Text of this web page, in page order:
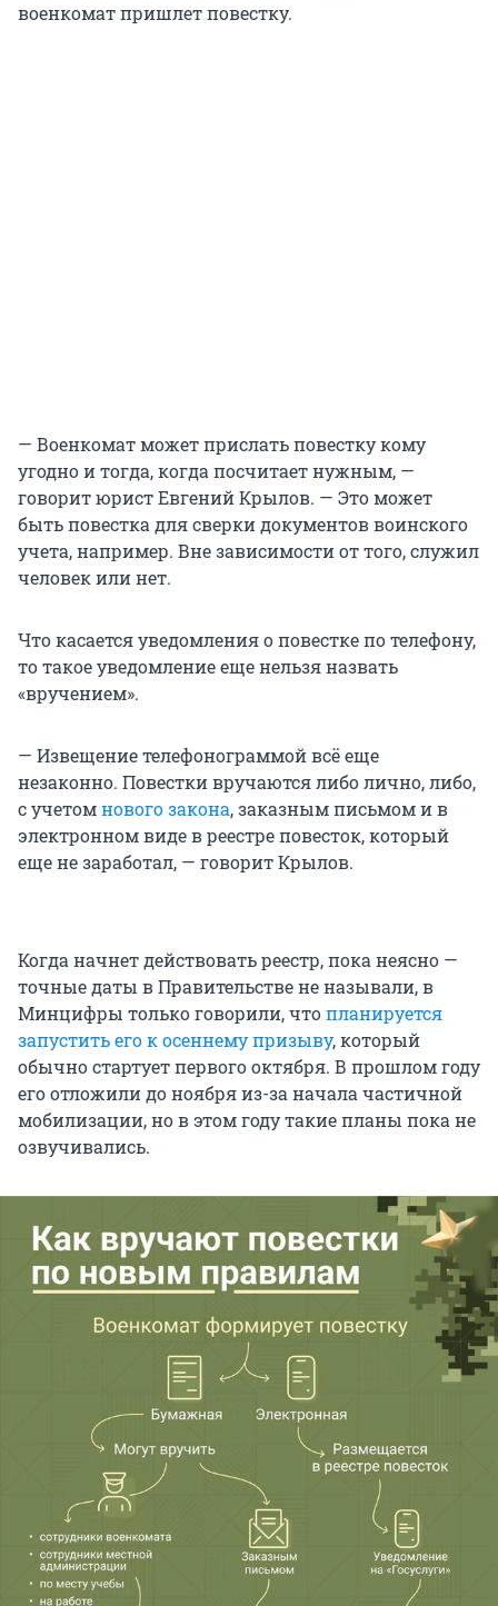
военкомат пришлет повестку.
— Военкомат может прислать повестку кому
угодно и тогда, когда посчитает нужным, —
говорит юрист Евгений Крылов. — Это может
быть повестка для сверки документов воинского
учета, например. Вне зависимости от того, служил
человек или нет.
Что касается уведомления о повестке по телефону,
то такое уведомление еще нельзя назвать
«вручением».
— Извещение телефонограммой всё еще
незаконно. Повестки вручаются либо лично, либо,
с учетомнового закона, заказным письмом и в
электронном виде в реестре повесток, который
еще не заработал, — говорит Крылов.
Когда начнет действовать реестр, пока неясно —
точные даты в Правительстве не называли, в
Минцифры только говорили, чтопланируется
запустить его к осеннему призыву, который
обычно стартует первого октября. В прошлом году
его отложили до ноября из-за начала частичной
мобилизации, но в этом году такие планы пока не
озвучивались.